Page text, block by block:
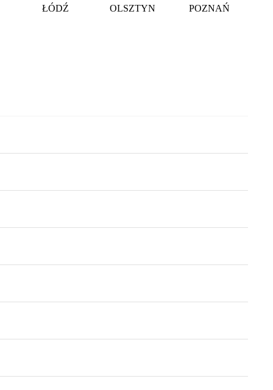
ŁÓDŹ OLSZTYN POZNAŃ